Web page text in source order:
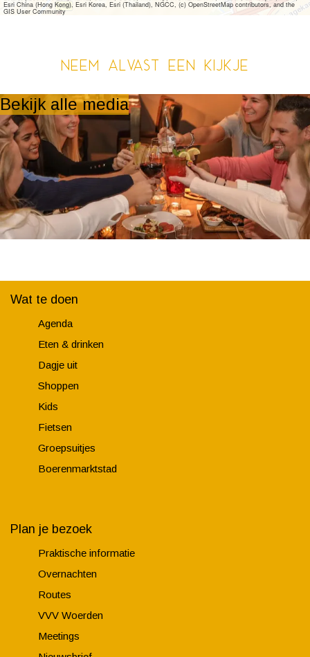
Esri China (Hong Kong), Esri Korea, Esri (Thailand), NGCC, (c) OpenStreetMap contributors, and the
GIS User Community
Neem alvast een kijkje
Bekijk alle media
Wat te doen
Agenda
Eten & drinken
Dagje uit
Shoppen
Kids
Fietsen
Groepsuitjes
Boerenmarktstad
Plan je bezoek
Praktische informatie
Overnachten
Routes
VVV Woerden
Meetings